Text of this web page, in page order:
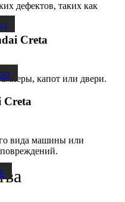
дефектов, таких как
Creta
капот или двери.
Creta
вида машины или